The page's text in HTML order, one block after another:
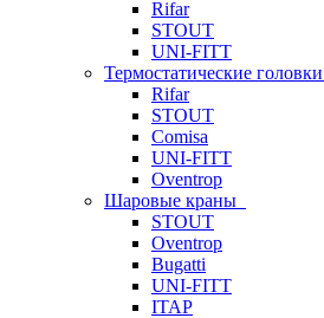
Rifar
STOUT
UNI-FITT
Термостатические головки
Rifar
STOUT
Comisa
UNI-FITT
Oventrop
Шаровые краны
STOUT
Oventrop
Bugatti
UNI-FITT
ITAP